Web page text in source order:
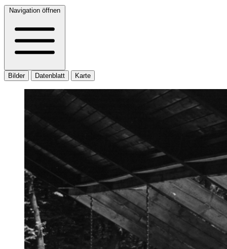
Navigation öffnen
Bilder Datenblatt Karte